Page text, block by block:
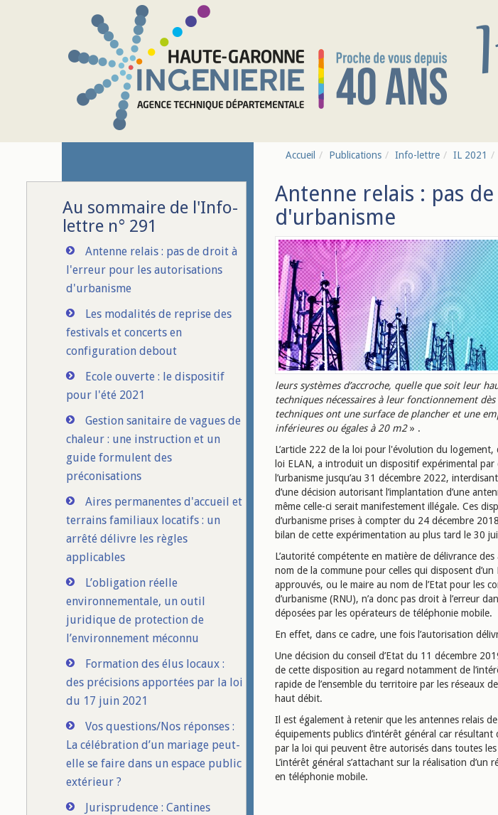
Au sommaire de l'Info-
lettre n° 291
Antenne relais : pas de droit à
l'erreur pour les autorisations
d'urbanisme
Les modalités de reprise des
festivals et concerts en
configuration debout
Ecole ouverte : le dispositif
pour l'été 2021
Gestion sanitaire de vagues de
chaleur : une instruction et un
guide formulent des
préconisations
Aires permanentes d'accueil et
terrains familiaux locatifs : un
arrêté délivre les règles
applicables
L’obligation réelle
environnementale, un outil
juridique de protection de
l’environnement méconnu
Formation des élus locaux :
des précisions apportées par la loi
du 17 juin 2021
Vos questions/Nos réponses :
La célébration d’un mariage peut-
elle se faire dans un espace public
extérieur ?
Jurisprudence : Cantines
Accueil Publications Info-lettre IL 2021
Antenne relais : pas
d'urbanisme
leurs systèmes d’accroche, quelle que soit leur
techniques nécessaires à leur fonctionnement
techniques ont une surface de plancher et une
inférieures ou égales à 20 m2» .
L’article 222 de la loi pour l'évolution du
loi ELAN, a introduit un dispositif expérimental
l’urbanisme jusqu’au 31 décembre 2022,
d’une décision autorisant l’implantation d’une
même celle-ci serait manifestement illégale. Ces
d’urbanisme prises à compter du 24 décembre
bilan de cette expérimentation au plus tard le 30
L’autorité compétente en matière de délivrance
nom de la commune pour celles qui disposent d’un
approuvés, ou le maire au nom de l’Etat pour les
d’urbanisme (RNU), n’a donc pas droit à l’erreur
déposées par les opérateurs de téléphonie mobile.
En effet, dans ce cadre, une fois l’autorisation
Une décision du conseil d’Etat du 11 décembre
de cette disposition au regard notamment de
rapide de l’ensemble du territoire par les réseaux
haut débit.
Il est également à retenir que les antennes relais
équipements publics d’intérêt général car résultant
par la loi qui peuvent être autorisés dans toutes les
L’intérêt général s’attachant sur la réalisation
en téléphonie mobile.